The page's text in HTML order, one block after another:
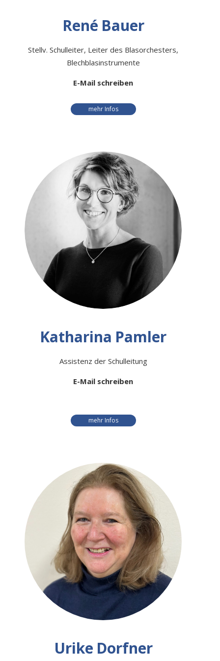
René Bauer
Stellv. Schulleiter, Leiter des Blasorchesters,
Blechblasinstrumente
E-Mail schreiben
mehr Infos
Katharina Pamler
Assistenz der Schulleitung
E-Mail schreiben
mehr Infos
Urike Dorfner